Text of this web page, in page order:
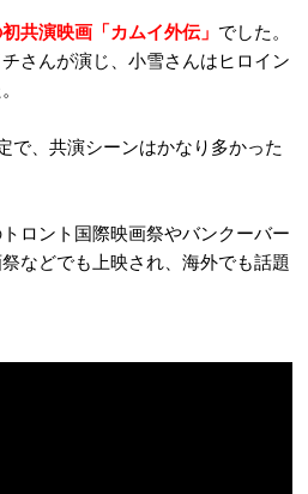
共演映画「カムイ外伝」 でした。
さんが演じ、小雪さんはヒロイン
で、共演シーンはかなり多かった
ロント国際映画祭やバンクーバー
などでも上映され、海外でも話題